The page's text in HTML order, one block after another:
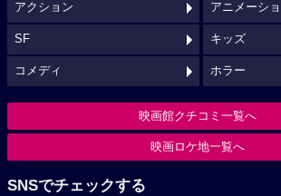
アクション アニメーシ
SF キッズ
コメディ ホラー
映画館クチコミ一覧へ
映画ロケ地一覧へ
SNSでチェックする